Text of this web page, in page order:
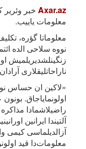
Axar.az خبر
معلومات یاییب.
معلوماتا گؤره،
نووه سلاحی الده
زنگینلشدیریلمیش
ناراحاتلیقلاری
«لاکین ان حساس
اولونمایاجاق.
راضیلاشمادا
آلتیندا ایرانین
آزالدیلماسی کیمی
معلومات‌دا قید